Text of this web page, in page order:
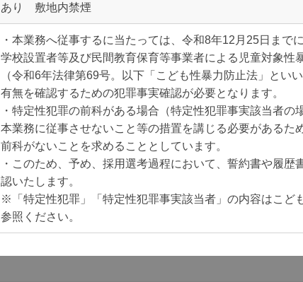
あり 敷地内禁煙
・本業務へ従事するに当たっては、令和8年12月25日まで
学校設置者等及び民間教育保育等事業者による児童対象性
（令和6年法律第69号。以下「こども性暴力防止法」とい
有無を確認するための犯罪事実確認が必要となります。
・特定性犯罪の前科がある場合（特定性犯罪事実該当者
本業務に従事させないこと等の措置を講じる必要があるた
前科がないことを求めることとしています。
・このため、予め、採用選考過程において、誓約書や履
認いたします。
※「特定性犯罪」「特定性犯罪事実該当者」の内容はこど
参照ください。